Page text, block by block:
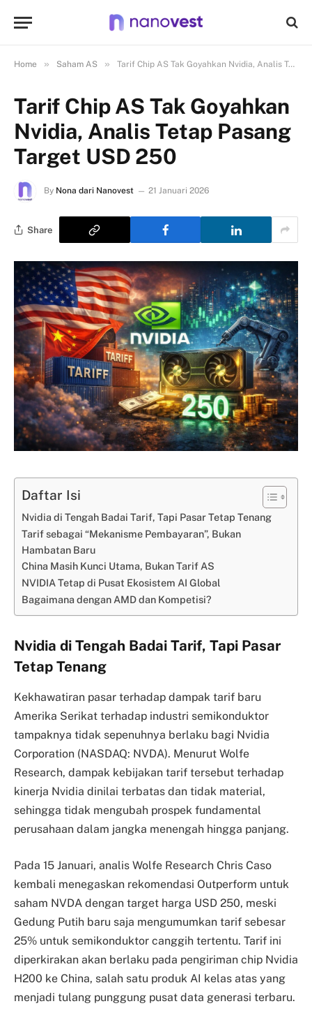
Home » Saham AS » Tarif Chip AS Tak Goyahkan Nvidia, Analis Tetap Pasang Target USD 250
Tarif Chip AS Tak Goyahkan
Nvidia, Analis Tetap Pasang
Target USD 250
By Nona dari Nanovest 21 Januari 2026
Share
Daftar Isi
Nvidia di Tengah Badai Tarif, Tapi Pasar Tetap Tenang
Tarif sebagai “Mekanisme Pembayaran”, Bukan
Hambatan Baru
China Masih Kunci Utama, Bukan Tarif AS
NVIDIA Tetap di Pusat Ekosistem AI Global
Bagaimana dengan AMD dan Kompetisi?
Nvidia di Tengah Badai Tarif, Tapi Pasar
Tetap Tenang
Kekhawatiran pasar terhadap dampak tarif baru
Amerika Serikat terhadap industri semikonduktor
tampaknya tidak sepenuhnya berlaku bagi Nvidia
Corporation (NASDAQ: NVDA). Menurut Wolfe
Research, dampak kebijakan tarif tersebut terhadap
kinerja Nvidia dinilai terbatas dan tidak material,
sehingga tidak mengubah prospek fundamental
perusahaan dalam jangka menengah hingga panjang.
Pada 15 Januari, analis Wolfe Research Chris Caso
kembali menegaskan rekomendasi Outperform untuk
saham NVDA dengan target harga USD 250, meski
Gedung Putih baru saja mengumumkan tarif sebesar
25% untuk semikonduktor canggih tertentu. Tarif ini
diperkirakan akan berlaku pada pengiriman chip Nvidia
H200 ke China, salah satu produk AI kelas atas yang
menjadi tulang punggung pusat data generasi terbaru.